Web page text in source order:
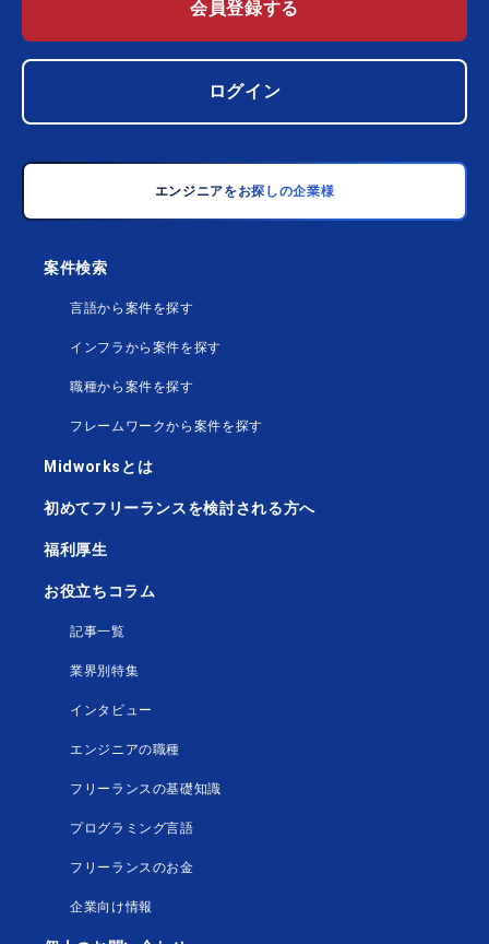
会員登録する
ログイン
エンジニアをお探しの企業様
案件検索
言語から案件を探す
インフラから案件を探す
職種から案件を探す
フレームワークから案件を探す
Midworksとは
初めてフリーランスを検討される方へ
福利厚生
お役立ちコラム
記事一覧
業界別特集
インタビュー
エンジニアの職種
フリーランスの基礎知識
プログラミング言語
フリーランスのお金
企業向け情報